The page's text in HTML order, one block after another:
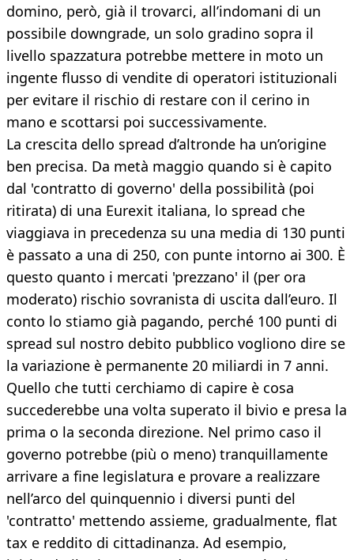
domino, però, già il trovarci, all’indomani di un
possibile downgrade, un solo gradino sopra il
livello spazzatura potrebbe mettere in moto un
ingente flusso di vendite di operatori istituzionali
per evitare il rischio di restare con il cerino in
mano e scottarsi poi successivamente.
La crescita dello spread d’altronde ha un’origine
ben precisa. Da metà maggio quando si è capito
dal 'contratto di governo' della possibilità (poi
ritirata) di una Eurexit italiana, lo spread che
viaggiava in precedenza su una media di 130 punti
è passato a una di 250, con punte intorno ai 300. È
questo quanto i mercati 'prezzano' il (per ora
moderato) rischio sovranista di uscita dall’euro. Il
conto lo stiamo già pagando, perché 100 punti di
spread sul nostro debito pubblico vogliono dire se
la variazione è permanente 20 miliardi in 7 anni.
Quello che tutti cerchiamo di capire è cosa
succederebbe una volta superato il bivio e presa la
prima o la seconda direzione. Nel primo caso il
governo potrebbe (più o meno) tranquillamente
arrivare a fine legislatura e provare a realizzare
nell’arco del quinquennio i diversi punti del
'contratto' mettendo assieme, gradualmente, flat
tax e reddito di cittadinanza. Ad esempio,